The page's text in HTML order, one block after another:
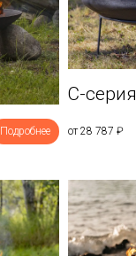
Подробнее
C-серия
от 28 787 ₽